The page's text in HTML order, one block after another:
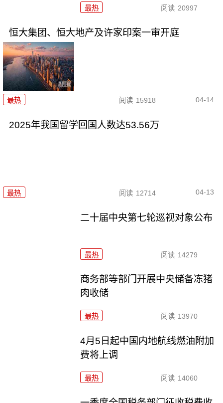
最热 阅读 20997
恒大集团、恒大地产及许家印案一审开庭
最热 阅读 15918 04-14
2025年我国留学回国人数达53.56万
最热 阅读 12714 04-13
二十届中央第七轮巡视对象公布
最热 阅读 14279
商务部等部门开展中央储备冻猪
肉收储
最热 阅读 13970
4月5日起中国内地航线燃油附加
费将上调
最热 阅读 14060